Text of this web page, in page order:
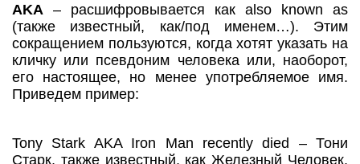
AKA – расшифровывается как also known as
(также известный, как/под именем…). Этим
сокращением пользуются, когда хотят указать на
кличку или псевдоним человека или, наоборот,
его настоящее, но менее употребляемое имя.
Приведем пример:
Tony Stark AKA Iron Man recently died – Тони
Старк, также известный, как Железный Человек,